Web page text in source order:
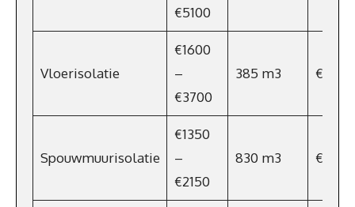
€5100
Vloerisolatie
€1600
–
€3700
385 m3 €281
Spouwmuurisolatie
€1350
–
€2150
830 m3 €606